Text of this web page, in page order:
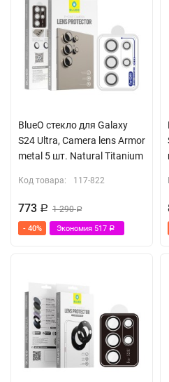
BlueO стекло для Galaxy
S24 Ultra, Camera lens Armor
metal 5 шт. Natural Titanium
Код товара: 117-822
773 Р 1 290Р
- 40% Экономия 517 Р